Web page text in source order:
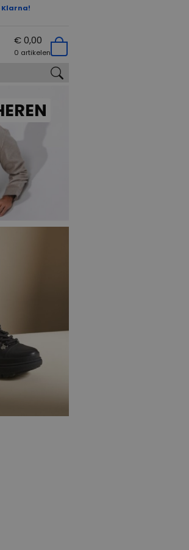
€ 0,00
0 artikelen